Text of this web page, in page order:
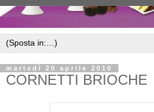
martedì 20 aprile 2010
CORNETTI BRIOCHE